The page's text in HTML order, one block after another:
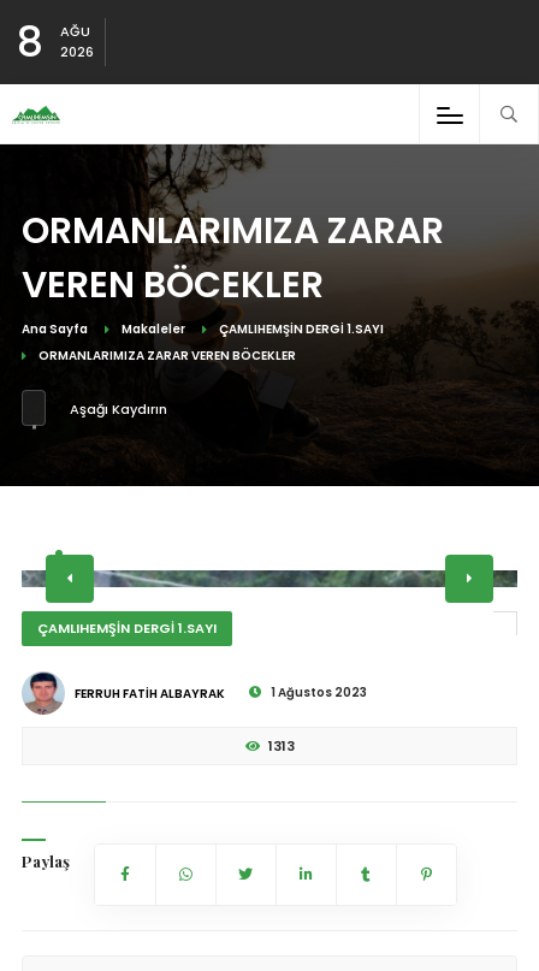
8
AĞU
2026
ORMANLARIMIZA ZARAR
VEREN BÖCEKLER
Ana Sayfa Makaleler
ÇAMLIHEMŞİN DERGİ 1.SAYI
ORMANLARIMIZA ZARAR VEREN BÖCEKLER
Aşağı Kaydırın
ÇAMLIHEMŞİN DERGİ 1.SAYI
FERRUH FATİH ALBAYRAK 1 Ağustos 2023
1313
Paylaş